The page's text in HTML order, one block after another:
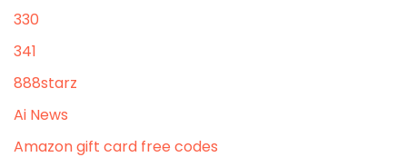
330
341
888starz
Ai News
Amazon gift card free codes